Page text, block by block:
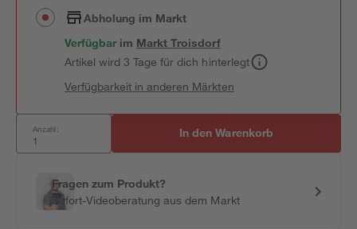
Abholung im Markt
Verfügbar im MarktTroisdorf
Artikel wird 3 Tage für dich hinterlegt
Verfügbarkeit in anderen Märkten
Anzahl: In den Warenkorb
Fragen zum Produkt?
Sofort-Videoberatung aus dem Markt